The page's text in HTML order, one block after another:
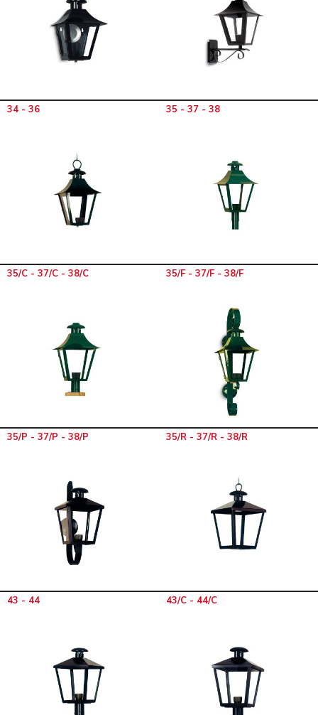
34 - 36 35 - 37 - 38
35/C - 37/C - 38/C 35/F - 37/F - 38/F
35/P - 37/P - 38/P 35/R - 37/R - 38/R
43 - 44 43/C - 44/C